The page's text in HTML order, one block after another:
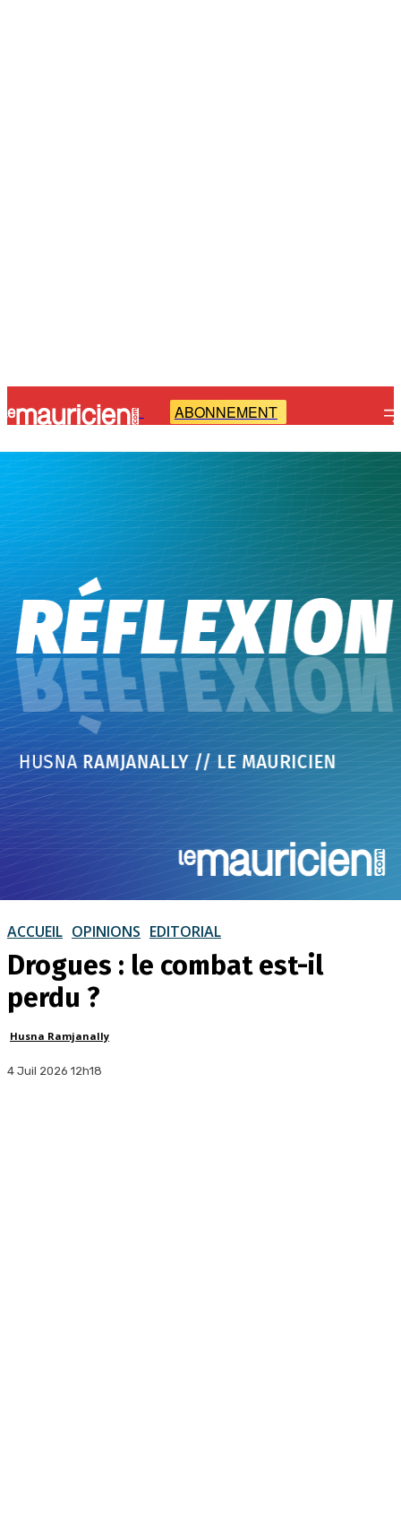
- ABONNEMENT
ACCUEIL OPINIONS EDITORIAL
Drogues : le combat est-il
perdu ?
Husna Ramjanally
4 Juil 2026 12h18